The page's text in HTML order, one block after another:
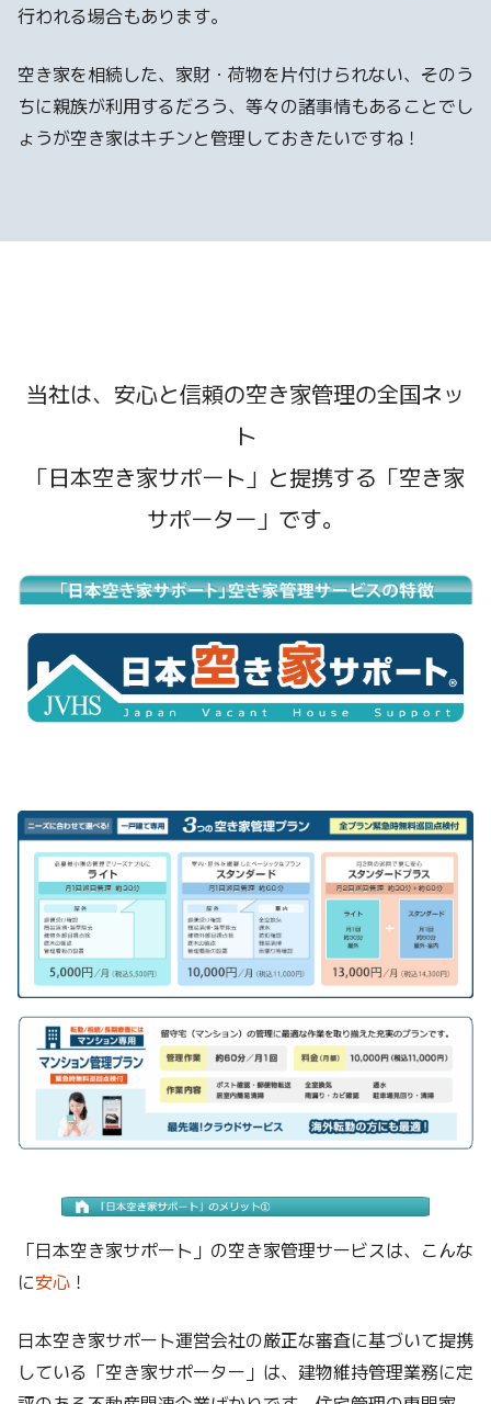
行われる場合もあります。
空き家を相続した、家財・荷物を片付けられない、そのう
ちに親族が利用するだろう、等々の諸事情もあることでし
ょうが空き家はキチンと管理しておきたいですね！
当社は、安心と信頼の空き家管理の全国ネッ
ト
「日本空き家サポート」と提携する「空き家
サポーター」です。
「日本空き家サポート」の空き家管理サービスは、こんな
に安心 ！
日本空き家サポート運営会社の厳正な審査に基づいて提携
している「空き家サポーター」は、建物維持管理業務に定